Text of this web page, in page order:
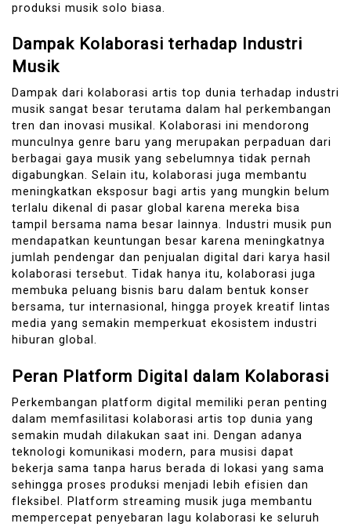
produksi musik solo biasa.
Dampak Kolaborasi terhadap Industri
Musik
Dampak dari kolaborasi artis top dunia terhadap industri
musik sangat besar terutama dalam hal perkembangan
tren dan inovasi musikal. Kolaborasi ini mendorong
munculnya genre baru yang merupakan perpaduan dari
berbagai gaya musik yang sebelumnya tidak pernah
digabungkan. Selain itu, kolaborasi juga membantu
meningkatkan eksposur bagi artis yang mungkin belum
terlalu dikenal di pasar global karena mereka bisa
tampil bersama nama besar lainnya. Industri musik pun
mendapatkan keuntungan besar karena meningkatnya
jumlah pendengar dan penjualan digital dari karya hasil
kolaborasi tersebut. Tidak hanya itu, kolaborasi juga
membuka peluang bisnis baru dalam bentuk konser
bersama, tur internasional, hingga proyek kreatif lintas
media yang semakin memperkuat ekosistem industri
hiburan global.
Peran Platform Digital dalam Kolaborasi
Perkembangan platform digital memiliki peran penting
dalam memfasilitasi kolaborasi artis top dunia yang
semakin mudah dilakukan saat ini. Dengan adanya
teknologi komunikasi modern, para musisi dapat
bekerja sama tanpa harus berada di lokasi yang sama
sehingga proses produksi menjadi lebih efisien dan
fleksibel. Platform streaming musik juga membantu
mempercepat penyebaran lagu kolaborasi ke seluruh